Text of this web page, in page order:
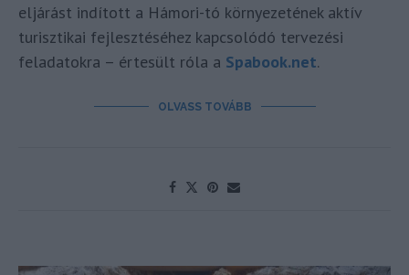
eljárást indított a Hámori-tó környezetének aktív
turisztikai fejlesztéséhez kapcsolódó tervezési
feladatokra – értesült róla a Spabook.net.
OLVASS TOVÁBB